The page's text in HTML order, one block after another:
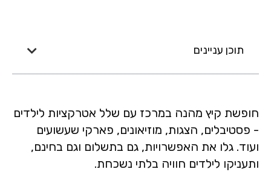
תוכן עניינים
חופשת קיץ מהנה במרכז עם שלל אטרקציות לילדים
- פסטיבלים, הצגות, מוזיאונים, פארקי שעשועים
ועוד. גלו את האפשרויות, גם בתשלום וגם בחינם,
ותעניקו לילדים חוויה בלתי נשכחת.